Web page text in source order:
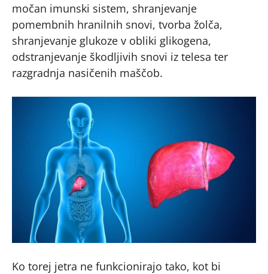
močan imunski sistem, shranjevanje
pomembnih hranilnih snovi, tvorba žolča,
shranjevanje glukoze v obliki glikogena,
odstranjevanje škodljivih snovi iz telesa ter
razgradnja nasičenih maščob.
Ko torej jetra ne funkcionirajo tako, kot bi